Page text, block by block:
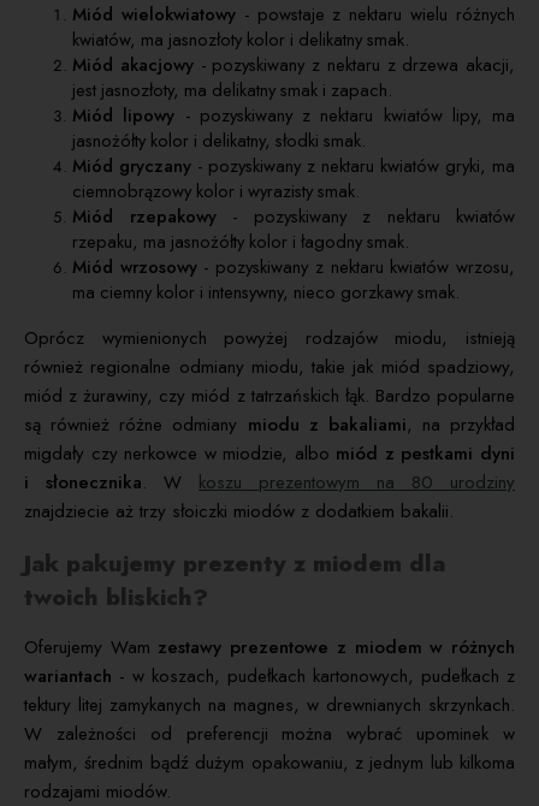
Miód wielokwiatowy- powstaje z nektaru wielu różnych
kwiatów, ma jasnozłoty kolor i delikatny smak.
Miód akacjowy- pozyskiwany z nektaru z drzewa akacji,
jest jasnozłoty, ma delikatny smak i zapach.
Miód lipowy - pozyskiwany z nektaru kwiatów lipy, ma
jasnożółty kolor i delikatny, słodki smak.
Miód gryczany - pozyskiwany z nektaru kwiatów gryki, ma
ciemnobrązowy kolor i wyrazisty smak.
Miód rzepakowy- pozyskiwany z nektaru kwiatów
rzepaku, ma jasnożółty kolor i łagodny smak.
Miód wrzosowy- pozyskiwany z nektaru kwiatów wrzosu,
ma ciemny kolor i intensywny, nieco gorzkawy smak.
Oprócz wymienionych powyżej rodzajów miodu, istnieją
również regionalne odmiany miodu, takie jak miód spadziowy,
miód z żurawiny, czy miód z tatrzańskich łąk. Bardzo popularne
są również różne odmiany miodu z bakaliami, na przykład
migdały czy nerkowce w miodzie, albo miód z pestkami dyni
i słonecznika. W koszu prezentowym na 80 urodziny
znajdziecie aż trzy słoiczki miodów z dodatkiem bakalii.
Jak pakujemy prezenty z miodem dla
twoich bliskich?
Oferujemy Wam zestawy prezentowe z miodem w różnych
wariantach - w koszach, pudełkach kartonowych, pudełkach z
tektury litej zamykanych na magnes, w drewnianych skrzynkach.
W zależności od preferencji można wybrać upominek w
małym, średnim bądź dużym opakowaniu, z jednym lub kilkoma
rodzajami miodów.